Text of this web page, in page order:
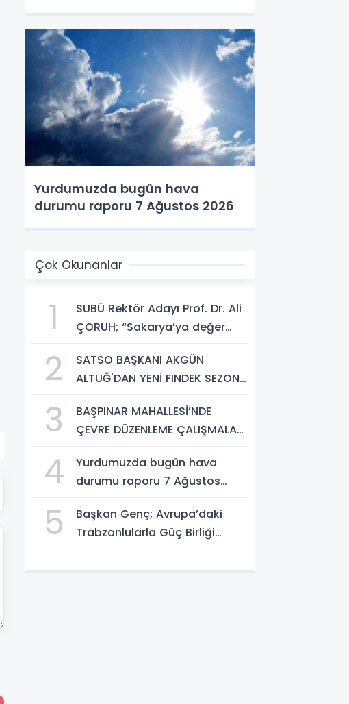
Yurdumuzda bugün hava
durumu raporu 7 Ağustos 2026
Çok Okunanlar
1
SUBÜ Rektör Adayı Prof. Dr. Ali
ÇORUH; “Sakarya’ya değer
etmek istiyorum”
2
SATSO BAŞKANI AKGÜN
ALTUĞ'DAN YENİ FINDEK SEZONU
3
BAŞPINAR MAHALLESİ’NDE
ÇEVRE DÜZENLEME ÇALIŞMALARI
4
Yurdumuzda bugün hava
durumu raporu 7 Ağustos
5
Başkan Genç; Avrupa’daki
Trabzonlularla Güç Birliği